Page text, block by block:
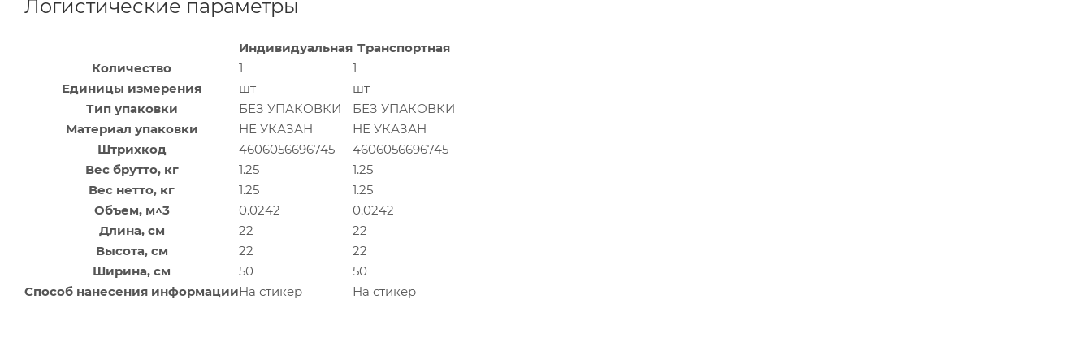
Логистические параметры
Индивидуальная Транспортная
Количество
1
1
Единицы измерения
шт
шт
Тип упаковки
БЕЗ УПАКОВКИ
БЕЗ УПАКОВКИ
Материал упаковки
НЕ УКАЗАН
НЕ УКАЗАН
Штрихкод
4606056696745
4606056696745
Вес брутто, кг
1.25
1.25
Вес нетто, кг
1.25
1.25
Объем, м^3
0.0242
0.0242
Длина, см
22
22
Высота, см
22
22
Ширина, см
50
50
Способ нанесения информацииНа стикер На стикер